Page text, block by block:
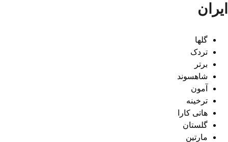
ایران
گلها
تردک
برتر
شاهسوند
آمون
ترخینه
هاتی کارا
گلستان
مارتین